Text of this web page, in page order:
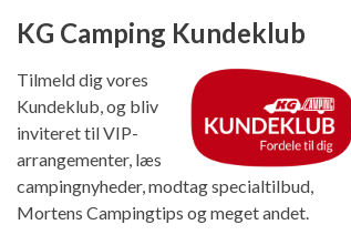
KG Camping Kundeklub
Tilmeld dig vores
Kundeklub, og bliv
inviteret til VIP-
arrangementer, læs
campingnyheder, modtag specialtilbud,
Mortens Campingtips og meget andet.